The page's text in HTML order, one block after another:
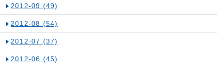
2012-09 (49)
2012-08 (54)
2012-07 (37)
2012-06 (45)